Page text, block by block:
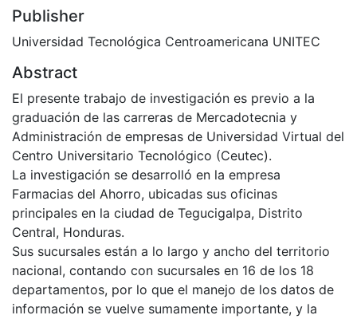
Publisher
Universidad Tecnológica Centroamericana UNITEC
Abstract
El presente trabajo de investigación es previo a la
graduación de las carreras de Mercadotecnia y
Administración de empresas de Universidad Virtual del
Centro Universitario Tecnológico (Ceutec).
La investigación se desarrolló en la empresa
Farmacias del Ahorro, ubicadas sus oficinas
principales en la ciudad de Tegucigalpa, Distrito
Central, Honduras.
Sus sucursales están a lo largo y ancho del territorio
nacional, contando con sucursales en 16 de los 18
departamentos, por lo que el manejo de los datos de
información se vuelve sumamente importante, y la